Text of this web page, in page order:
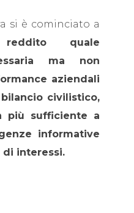
si è cominciato a
reddito quale
ma non
aziendali
bilancio civilistico,
più sufficiente a
informative
interessi.